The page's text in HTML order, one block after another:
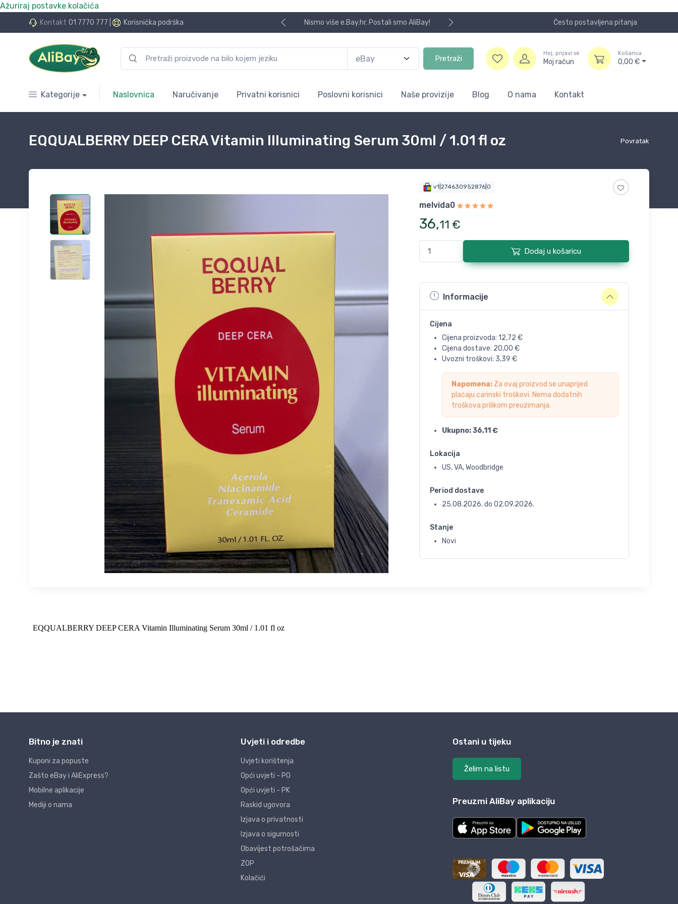
Ažuriraj postavke kolačića
Kontakt 01 7770 777 Korisnička podrška
24 rate bez kamata Nismo više e.Bay.hr. Postali smo AliBay! Često postavljena pitanja
Pretraži
Hej, prijavi se
Moj račun
Košarica
0,00 €
Kategorije Naslovnica Naručivanje Privatni korisnici Poslovni korisnici Naše provizije Blog O nama Kontakt
Povratak
EQQUALBERRY DEEP CERA Vitamin Illuminating Serum 30ml / 1.01 fl oz
v1|274630952876|0
melvida0
36,11 €
Dodaj u košaricu
Informacije
Cijena
Cijena proizvoda: 12,72 €
Cijena dostave: 20,00 €
Uvozni troškovi: 3,39 €
Napomena:Za ovaj proizvod se unaprijed
plaćaju carinski troškovi. Nema dodatnih
troškova prilikom preuzimanja.
Ukupno:36,11 €
Lokacija
US, VA, Woodbridge
Period dostave
25.08.2026. do 02.09.2026.
Stanje
Novi
Bitno je znati
Kuponi za popuste
Zašto eBay i AliExpress?
Mobilne aplikacije
Mediji o nama
Uvjeti i odredbe
Uvjeti korištenja
Opći uvjeti - PO
Opći uvjeti - PK
Raskid ugovora
Izjava o privatnosti
Izjava o sigurnosti
Obavijest potrošačima
ZOP
Kolačići
Ostani u tijeku
Želim na listu
Preuzmi AliBay aplikaciju